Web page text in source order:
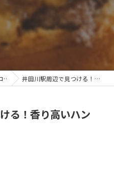
ム 井田川駅周辺で見つける！香り高いハンバーガーの魅力
る！香り高いハン